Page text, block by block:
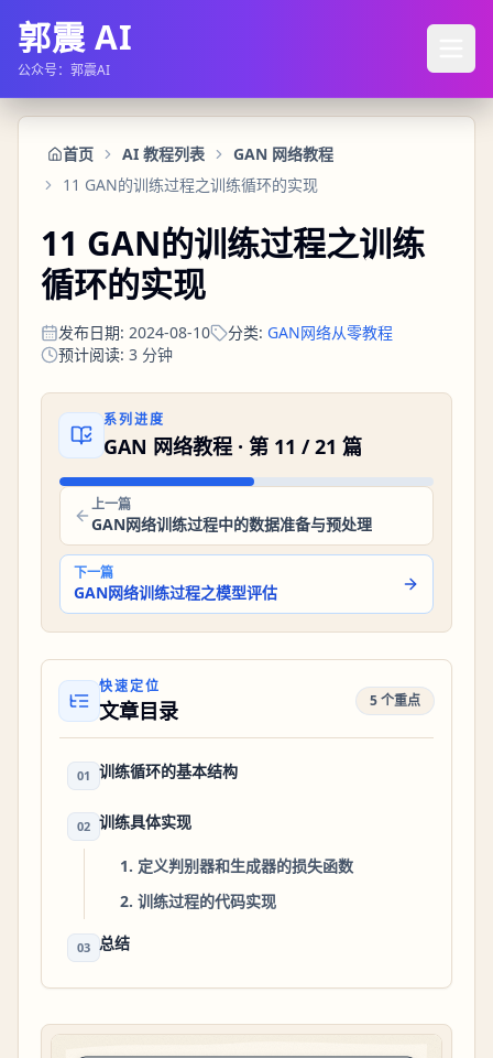
郭震 AI
公众号：郭震AI
首页 AI 教程列表
GAN 网络教程
11 GAN的训练过程之训练循环的实现
11 GAN的训练过程之训练
循环的实现
发布日期: 2024-08-10 分类: GAN网络从零教程
预计阅读: 3 分钟
系列进度
GAN 网络教程 · 第 11 /21 篇
上一篇
GAN网络训练过程中的数据准备与预处理
下一篇
GAN网络训练过程之模型评估
快速定位
文章目录 5 个重点
01 训练循环的基本结构
02 训练具体实现
1. 定义判别器和生成器的损失函数
2. 训练过程的代码实现
03 总结